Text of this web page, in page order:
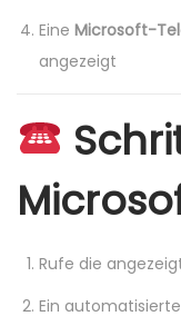
Eine Microsoft-
angezeigt
Rufe die
Ein